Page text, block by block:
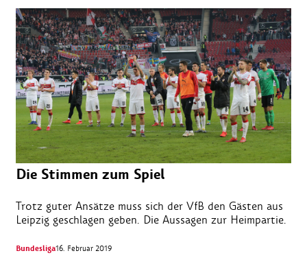
Die Stimmen zum Spiel
Trotz guter Ansätze muss sich der VfB den Gästen aus
Leipzig geschlagen geben. Die Aussagen zur Heimpartie.
Bundesliga16. Februar 2019